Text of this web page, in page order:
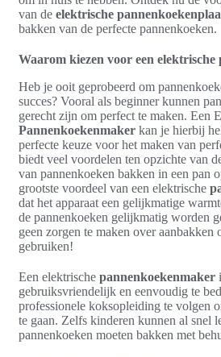
van de elektrische
bakken van de perfecte pannenkoeken.
Waarom kiezen voor een
Heb je ooit geprobeerd om
succes? Vooral als beginner kunnen
gerecht zijn om perfect te maken. Een
Pannenkoekenmaker kan je hierbij
perfecte keuze voor het maken van
biedt veel voordelen ten opzichte van
van pannenkoeken bakken in een pan
grootste voordeel van een elektrische
dat het apparaat een gelijkmatige
de pannenkoeken gelijkmatig worden
geen zorgen te maken over
gebruiken!
Een elektrische pannenkoekenmaker
gebruiksvriendelijk en eenvoudig te
professionele koksopleiding te volgen
te gaan. Zelfs kinderen kunnen al snel
pannenkoeken moeten bakken met